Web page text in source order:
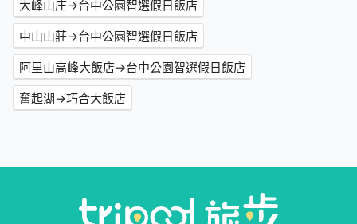
大峰山庄→台中公園智選假日飯店
中山山莊→台中公園智選假日飯店
阿里山高峰大飯店→台中公園智選假日飯店
奮起湖→巧合大飯店